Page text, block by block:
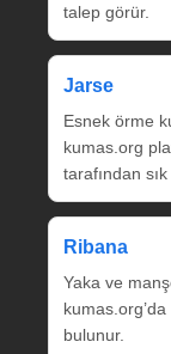
talep görür.
Jarse
Esnek örme
kumas.org
tarafından sık
Ribana
Yaka ve
kumas.org’da
bulunur.